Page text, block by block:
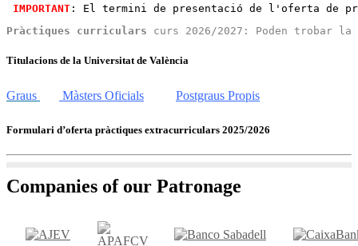
IMPORTANT : El termini de presentació de l'oferta de
Pràctiques curriculars curs 2026/2027: Poden trobar
Titulacions de la Universitat de València
Graus Màsters Oficials Postgraus Propis
Formulari d’oferta pràctiques extracurriculars 2025/2026
Companies of our Patronage